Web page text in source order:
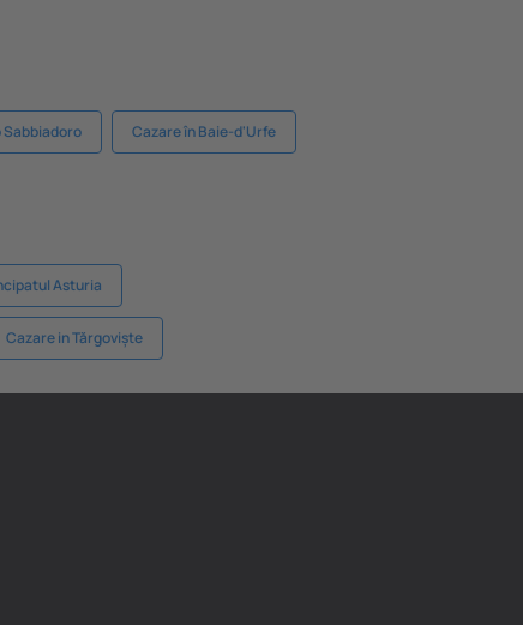
Sabbiadoro Cazare în Baie-d'Urfe
Asturia
Cazare in Tărgoviște